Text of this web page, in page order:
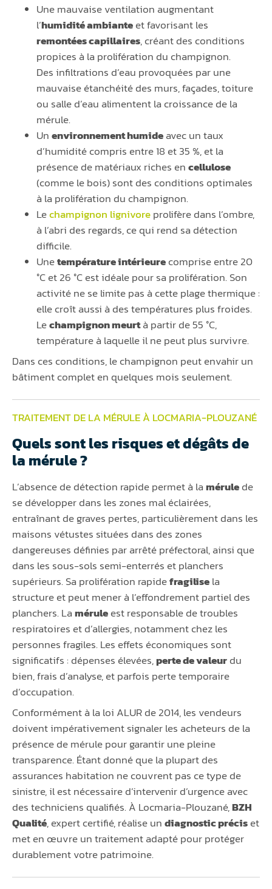
Une mauvaise ventilation augmentant
l’humidité ambianteet favorisant les
remontées capillaires, créant des conditions
propices à la prolifération du champignon.
Des infiltrations d’eau provoquées par une
mauvaise étanchéité des murs, façades, toiture
ou salle d’eau alimentent la croissance de la
mérule.
Unenvironnement humideavec un taux
d’humidité compris entre 18 et 35 %, et la
présence de matériaux riches encellulose
(comme le bois) sont des conditions optimales
à la prolifération du champignon.
Lechampignon lignivoreprolifère dans l’ombre,
à l’abri des regards, ce qui rend sa détection
difficile.
Unetempérature intérieurecomprise entre 20
°C et 26 °C est idéale pour sa prolifération. Son
activité ne se limite pas à cette plage thermique :
elle croît aussi à des températures plus froides.
Lechampignon meurtà partir de 55 °C,
température à laquelle il ne peut plus survivre.
Dans ces conditions, le champignon peut envahir un
bâtiment complet en quelques mois seulement.
TRAITEMENT DE LA MÉRULE À LOCMARIA-PLOUZANÉ
Quels sont les risques et dégâts de
la mérule ?
L’absence de détection rapide permet à lamérulede
se développer dans les zones mal éclairées,
entraînant de graves pertes, particulièrement dans les
maisons vétustes situées dans des zones
dangereuses définies par arrêté préfectoral, ainsi que
dans les sous-sols semi-enterrés et planchers
supérieurs. Sa prolifération rapidefragilisela
structure et peut mener à l’effondrement partiel des
planchers. Laméruleest responsable de troubles
respiratoires et d’allergies, notamment chez les
personnes fragiles. Les effets économiques sont
significatifs : dépenses élevées,perte de valeurdu
bien, frais d’analyse, et parfois perte temporaire
d’occupation.
Conformément à la loi ALUR de 2014, les vendeurs
doivent impérativement signaler les acheteurs de la
présence de mérule pour garantir une pleine
transparence. Étant donné que la plupart des
assurances habitation ne couvrent pas ce type de
sinistre, il est nécessaire d’intervenir d’urgence avec
des techniciens qualifiés. À Locmaria-Plouzané,BZH
Qualité, expert certifié, réalise undiagnostic préciset
met en œuvre un traitement adapté pour protéger
durablement votre patrimoine.